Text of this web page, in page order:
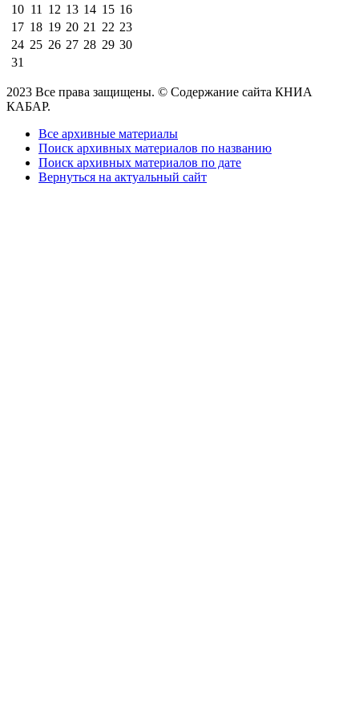
10 11 12 13 14 15 16
17 18 19 20 21 22 23
24 25 26 27 28 29 30
31
2023 Все права защищены. © Содержание сайта КНИА
КАБАР.
Все архивные материалы
Поиск архивных материалов по названию
Поиск архивных материалов по дате
Вернуться на актуальный сайт